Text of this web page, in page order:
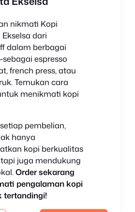
nikmati Kopi
dari
dalam berbagai
espresso
french press, atau
Temukan cara
menikmati kopi
pembelian,
hanya
kopi berkualitas
juga mendukung
Order sekarang
pengalaman kopi
tertandingi!